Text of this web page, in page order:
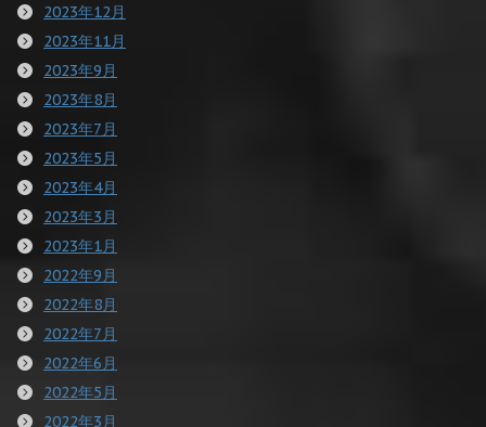
2023年12月
2023年11月
2023年9月
2023年8月
2023年7月
2023年5月
2023年4月
2023年3月
2023年1月
2022年9月
2022年8月
2022年7月
2022年6月
2022年5月
2022年3月